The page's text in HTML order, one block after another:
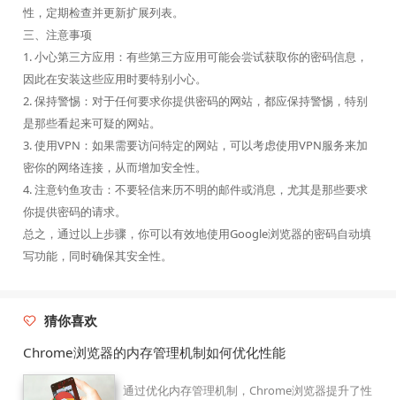
性，定期检查并更新扩展列表。
三、注意事项
1. 小心第三方应用：有些第三方应用可能会尝试获取你的密码信息，
因此在安装这些应用时要特别小心。
2. 保持警惕：对于任何要求你提供密码的网站，都应保持警惕，特别
是那些看起来可疑的网站。
3. 使用VPN：如果需要访问特定的网站，可以考虑使用VPN服务来加
密你的网络连接，从而增加安全性。
4. 注意钓鱼攻击：不要轻信来历不明的邮件或消息，尤其是那些要求
你提供密码的请求。
总之，通过以上步骤，你可以有效地使用Google浏览器的密码自动填
写功能，同时确保其安全性。
猜你喜欢
Chrome浏览器的内存管理机制如何优化性能
通过优化内存管理机制，Chrome浏览器提升了性